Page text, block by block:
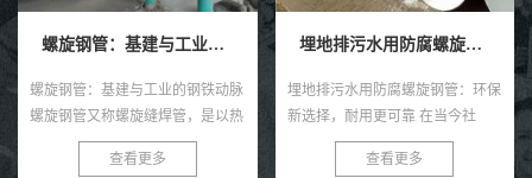
螺旋钢管：基建与工业的钢铁动脉
与工业的钢铁动脉
旋缝焊管，是以热
，经常温螺旋辊压
双面埋弧焊制成的
看更多
埋地排污水用防腐螺旋钢管
埋地排污水用防腐螺旋钢管：环保
新选择，耐用更可靠 在当今社
会，环保与可持续发展已成为全球
共识。在污水处理与排放领域，选
埋地给水
埋地给水用防
种高效且耐用
在各类给水工
查